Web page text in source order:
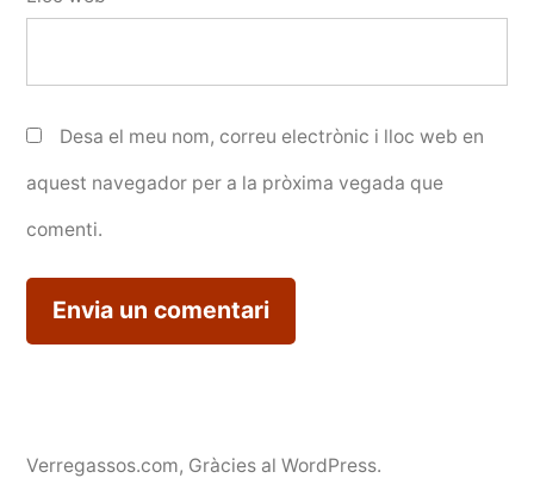
Desa el meu nom, correu electrònic i lloc web en
aquest navegador per a la pròxima vegada que
comenti.
Verregassos.com, Gràcies al WordPress.